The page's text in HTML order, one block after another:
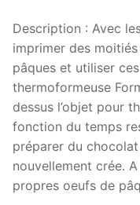
Description : Avec
imprimer des
pâques et utiliser
thermoformeuse
dessus l’objet pour
fonction du temps
préparer du
nouvellement crée.
propres oeufs de